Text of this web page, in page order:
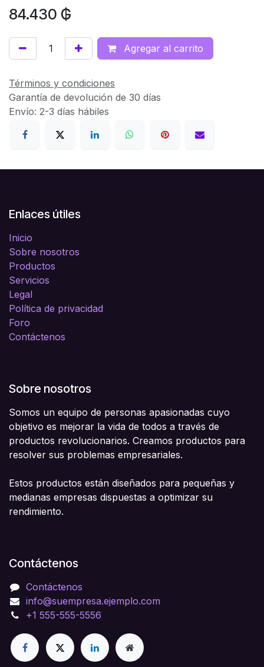
84.430 ₲
Agregar al carrito
Términos y condiciones
Garantía de devolución de 30 días
Envío: 2-3 días hábiles
Enlaces útiles
Inicio
Sobre nosotros
Productos
Servicios
Legal
Política de privacidad
Foro
Contáctenos
Sobre nosotros
Somos un equipo de personas apasionadas cuyo
objetivo es mejorar la vida de todos a través de
productos revolucionarios. Creamos productos para
resolver sus problemas empresariales.
Estos productos están diseñados para pequeñas y
medianas empresas dispuestas a optimizar su
rendimiento.
Contáctenos
Contáctenos
info@suempresa.ejemplo.com
+1 555-555-5556